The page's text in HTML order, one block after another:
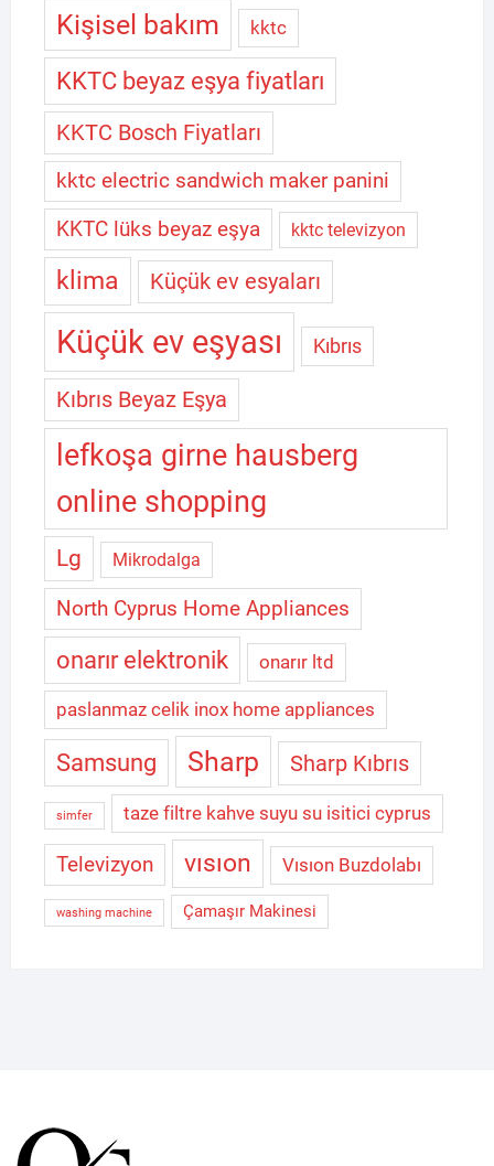
Kişisel bakım kktc
KKTC beyaz eşya fiyatları
KKTC Bosch Fiyatları
kktc electric sandwich maker panini
KKTC lüks beyaz eşya kktc televizyon
klima Küçük ev esyaları
Küçük ev eşyası Kıbrıs
Kıbrıs Beyaz Eşya
lefkoşa girne hausberg
online shopping
Lg Mikrodalga
North Cyprus Home Appliances
onarır elektronik onarır ltd
paslanmaz celik inox home appliances
Samsung Sharp Sharp Kıbrıs
simfer taze filtre kahve suyu su isitici cyprus
Televizyon vısıon Vısıon Buzdolabı
washing machine Çamaşır Makinesi